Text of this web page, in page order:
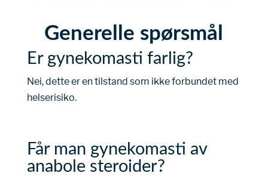
Generelle spørsmål
Er gynekomasti farlig?
Nei, dette er en tilstand som ikke forbundet med
helserisiko.
Får man gynekomasti av
anabole steroider?